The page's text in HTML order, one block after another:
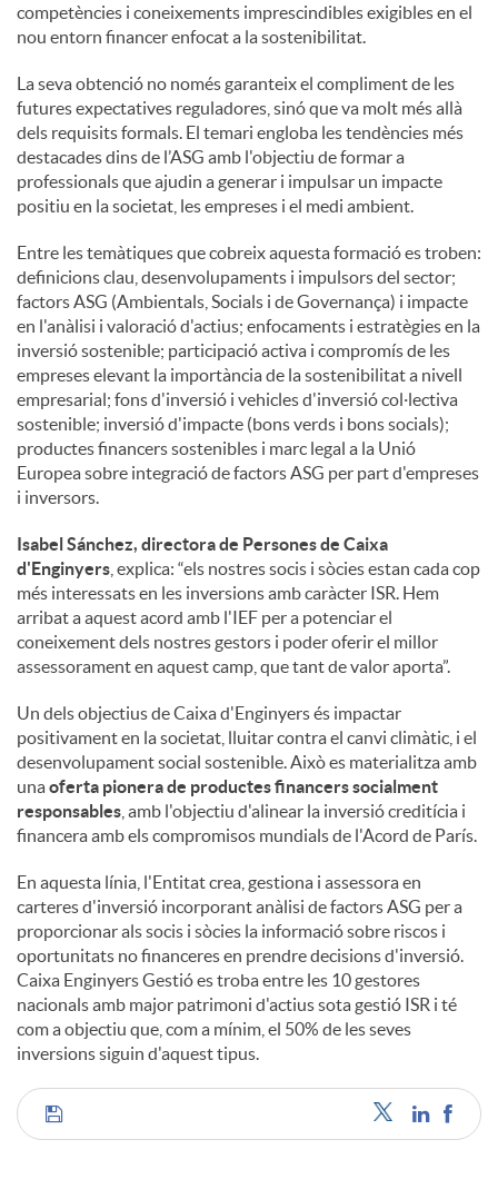
competències i coneixements imprescindibles exigibles en el
nou entorn financer enfocat a la sostenibilitat.
La seva obtenció no només garanteix el compliment de les
futures expectatives reguladores, sinó que va molt més allà
dels requisits formals. El temari engloba les tendències més
destacades dins de l’ASG amb l'objectiu de formar a
professionals que ajudin a generar i impulsar un impacte
positiu en la societat, les empreses i el medi ambient.
Entre les temàtiques que cobreix aquesta formació es troben:
definicions clau, desenvolupaments i impulsors del sector;
factors ASG (Ambientals, Socials i de Governança) i impacte
en l'anàlisi i valoració d'actius; enfocaments i estratègies en la
inversió sostenible; participació activa i compromís de les
empreses elevant la importància de la sostenibilitat a nivell
empresarial; fons d'inversió i vehicles d'inversió col·lectiva
sostenible; inversió d'impacte (bons verds i bons socials);
productes financers sostenibles i marc legal a la Unió
Europea sobre integració de factors ASG per part d'empreses
i inversors.
Isabel Sánchez, directora de Persones de Caixa
d'Enginyers , explica: “els nostres socis i sòcies estan cada cop
més interessats en les inversions amb caràcter ISR. Hem
arribat a aquest acord amb l'IEF per a potenciar el
coneixement dels nostres gestors i poder oferir el millor
assessorament en aquest camp, que tant de valor aporta”.
Un dels objectius de Caixa d'Enginyers és impactar
positivament en la societat, lluitar contra el canvi climàtic, i el
desenvolupament social sostenible. Això es materialitza amb
unaoferta pionera de productes financers socialment
responsables , amb l'objectiu d'alinear la inversió creditícia i
financera amb els compromisos mundials de l'Acord de París.
En aquesta línia, l'Entitat crea, gestiona i assessora en
carteres d'inversió incorporant anàlisi de factors ASG per a
proporcionar als socis i sòcies la informació sobre riscos i
oportunitats no financeres en prendre decisions d'inversió.
Caixa Enginyers Gestió es troba entre les 10 gestores
nacionals amb major patrimoni d'actius sota gestió ISR i té
com a objectiu que, com a mínim, el 50% de les seves
inversions siguin d'aquest tipus.
C